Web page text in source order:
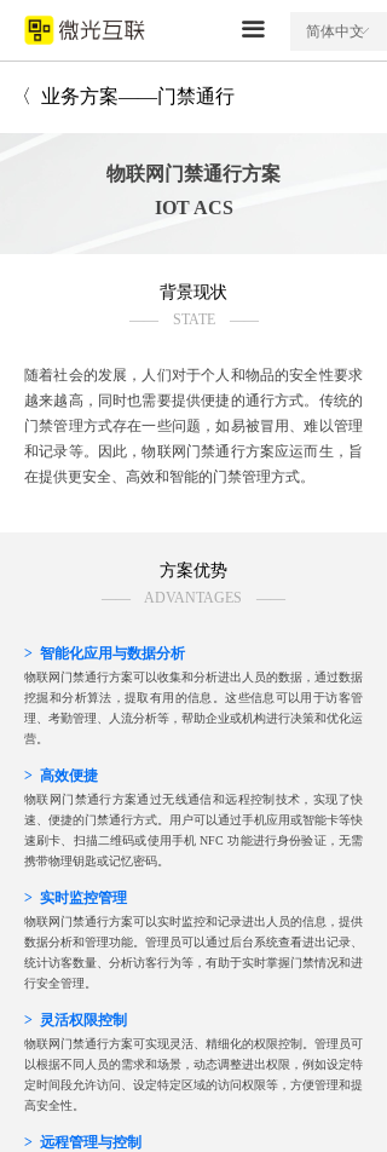
끀 ꀅ
简体中文
〈 业务方案——门禁通行
物联网门禁通行方案
IOT ACS
随着社会的发展，人们对于个人和物品的安全性要求
越来越高，同时也需要提供便捷的通行方式。传统的
门禁管理方式存在一些问题，如易被冒用、难以管理
和记录等。因此，物联网门禁通行方案应运而生，旨
在提供更安全、高效和智能的门禁管理方式。
背景现状
—— STATE ——
> 智能化应用与数据分析
物联网门禁通行方案可以收集和分析进出人员的数据，通过数据
挖掘和分析算法，提取有用的信息。这些信息可以用于访客管
理、考勤管理、人流分析等，帮助企业或机构进行决策和优化运
营。
> 高效便捷
物联网门禁通行方案通过无线通信和远程控制技术，实现了快
速、便捷的门禁通行方式。用户可以通过手机应用或智能卡等快
速刷卡、扫描二维码或使用手机 NFC 功能进行身份验证，无需
携带物理钥匙或记忆密码。
> 实时监控管理
物联网门禁通行方案可以实时监控和记录进出人员的信息，提供
数据分析和管理功能。管理员可以通过后台系统查看进出记录、
统计访客数量、分析访客行为等，有助于实时掌握门禁情况和进
行安全管理。
> 灵活权限控制
物联网门禁通行方案可实现灵活、精细化的权限控制。管理员可
以根据不同人员的需求和场景，动态调整进出权限，例如设定特
定时间段允许访问、设定特定区域的访问权限等，方便管理和提
高安全性。
> 远程管理与控制
方案优势
—— ADVANTAGES ——